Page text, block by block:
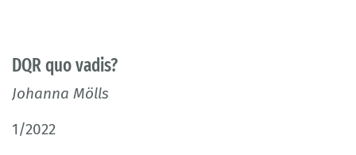
DQR quo vadis?
Johanna Mölls
1/2022